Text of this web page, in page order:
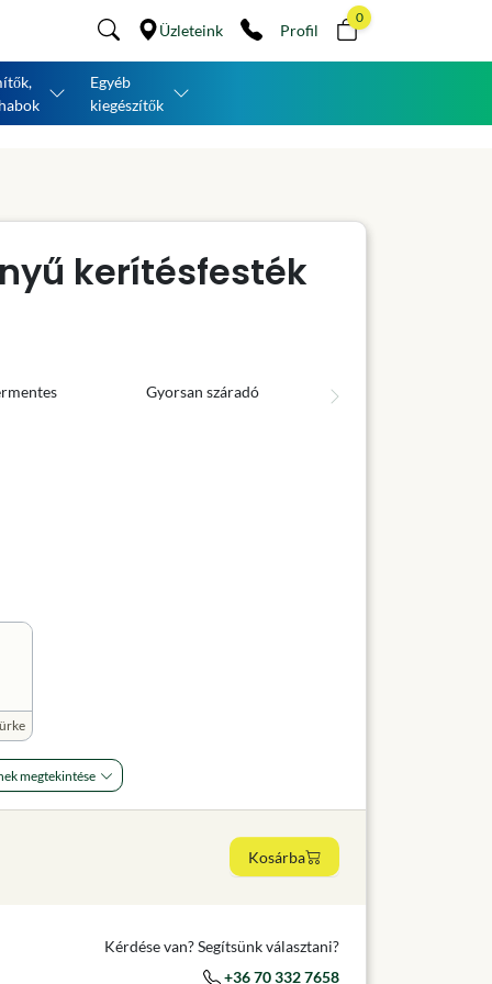
Üzleteink Profil
0
Egyéb
kiegészítők
kerítésfesték
Gyorsan száradó
megtekintése
Kosárba
Kérdése van? Segítsünk választani?
+36 70 332 7658